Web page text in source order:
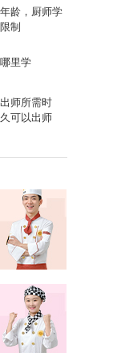
龄，厨师学
制
里学
师所需时
可以出师